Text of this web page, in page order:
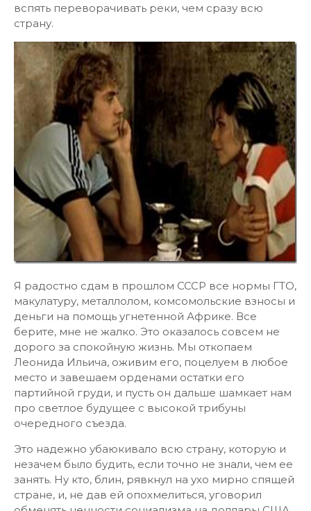
вспять переворачивать реки, чем сразу всю
страну.
Я радостно сдам в прошлом СССР все нормы ГТО,
макулатуру, металлолом, комсомольские взносы и
деньги на помощь угнетенной Африке. Все
берите, мне не жалко. Это оказалось совсем не
дорого за спокойную жизнь. Мы откопаем
Леонида Ильича, оживим его, поцелуем в любое
место и завешаем орденами остатки его
партийной груди, и пусть он дальше шамкает нам
про светлое будущее с высокой трибуны
очередного съезда.
Это надежно убаюкивало всю страну, которую и
незачем было будить, если точно не знали, чем ее
занять. Ну кто, блин, рявкнул на ухо мирно спящей
стране, и, не дав ей опохмелиться, уговорил